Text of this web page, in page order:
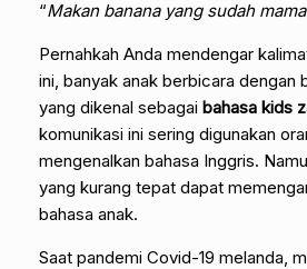
“Makan banana yang sudah
Pernahkah Anda mendengar
ini, banyak anak berbicara dengan
yang dikenal sebagai bahasa kids
komunikasi ini sering digunakan
mengenalkan bahasa Inggris.
yang kurang tepat dapat
bahasa anak.
Saat pandemi Covid-19 melanda,